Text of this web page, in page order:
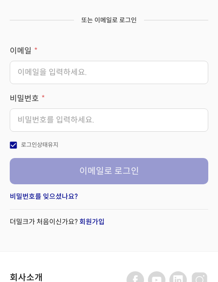
또는 이메일로 로그인
이메일
비밀번호
check_box 로그인상태유지
이메일로 로그인
비밀번호를 잊으셨나요?
더밀크가 처음이신가요? 회원가입
회사소개